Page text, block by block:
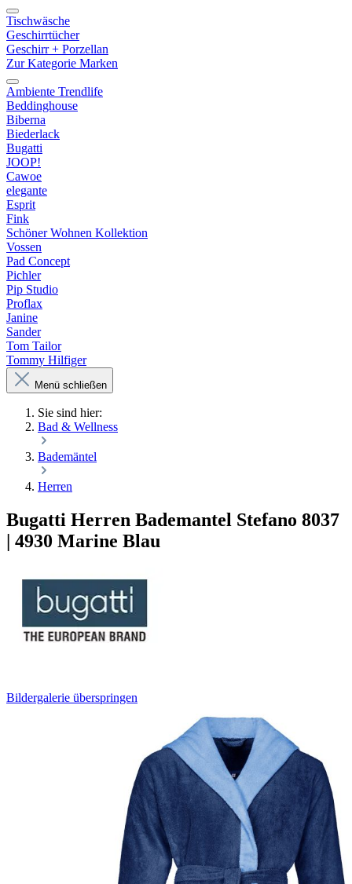
Tischwäsche
Geschirrtücher
Geschirr + Porzellan
Zur Kategorie Marken
Ambiente Trendlife
Beddinghouse
Biberna
Biederlack
Bugatti
JOOP!
Cawoe
elegante
Esprit
Fink
Schöner Wohnen Kollektion
Vossen
Pad Concept
Pichler
Pip Studio
Proflax
Janine
Sander
Tom Tailor
Tommy Hilfiger
Menü schließen
Sie sind hier:
Bad & Wellness
Bademäntel
Herren
Bugatti Herren Bademantel Stefano 8037
| 4930 Marine Blau
Bildergalerie überspringen